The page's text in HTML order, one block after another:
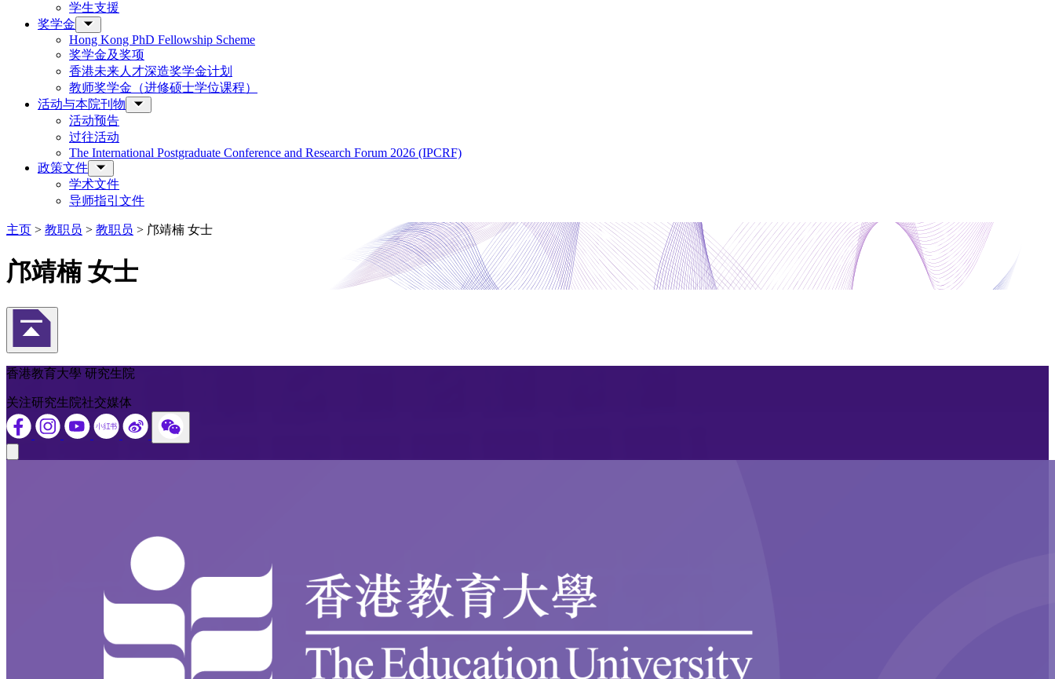
学生支援
奖学金
Hong Kong PhD Fellowship Scheme
奖学金及奖项
香港未来人才深造奖学金计划
教师奖学金（进修硕士学位课程）
活动与本院刊物
活动预告
过往活动
The International Postgraduate Conference and Research Forum 2026 (IPCRF)
政策文件
学术文件
导师指引文件
主页 > 教职员 > 教职员 > 邝靖楠 女士
邝靖楠 女士
返回頁首
香港教育大學 研究生院
关注研究生院社交媒体
Close modal